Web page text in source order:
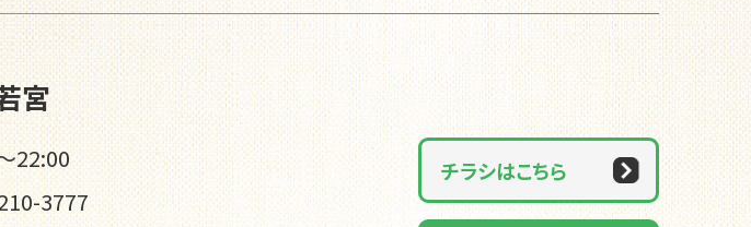
宮
22:00
3777
チラシはこちら